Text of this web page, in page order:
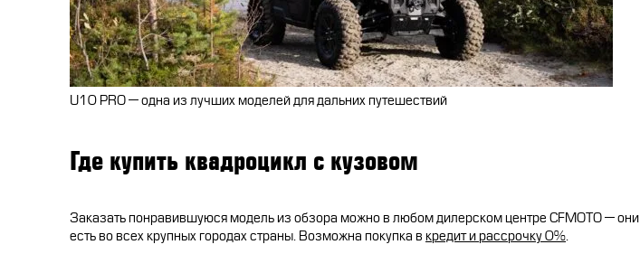
U10 PRO — одна из лучших моделей для дальних путешествий
Где купить квадроцикл с кузовом
Заказать понравившуюся модель из обзора можно в любом дилерском центре CFMOTO — они
есть во всех крупных городах страны. Возможна покупка в кредит и рассрочку 0%.